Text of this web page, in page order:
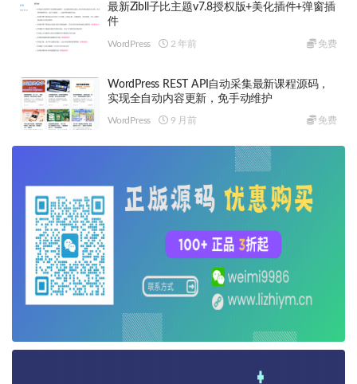
最新Zibll子比主题v7.8授权版+美化插件+弹窗插
件
WordPress 2 年前 免费
WordPress REST API自动采集最新课程源码，
实现全自动内容更新，免手动维护
WordPress 9 月前 免费